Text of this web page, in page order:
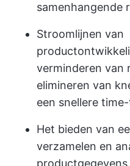
samenhangende
Stroomlijnen van
verminderen van
elimineren van
een snellere
Het bieden van
verzamelen en